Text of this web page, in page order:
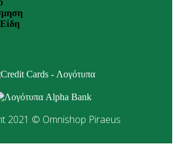
2021 © Omnishop Piraeus